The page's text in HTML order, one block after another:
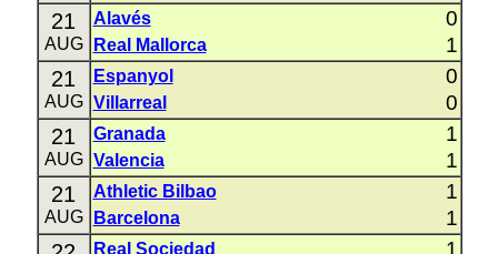
21
AUG
Alavés 0
Real Mallorca 1
21
AUG
Espanyol 0
Villarreal 0
21
AUG
Granada 1
Valencia 1
21
AUG
Athletic Bilbao 1
Barcelona 1
Real Sociedad 1